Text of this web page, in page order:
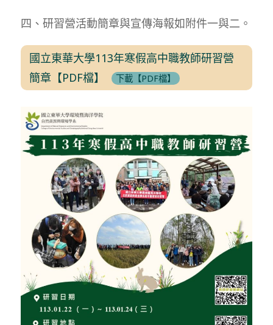
四、研習營活動簡章與宣傳海報如附件一與二。
國立東華大學113年寒假高中職教師研習營
簡章【PDF檔】
下載【PDF檔】